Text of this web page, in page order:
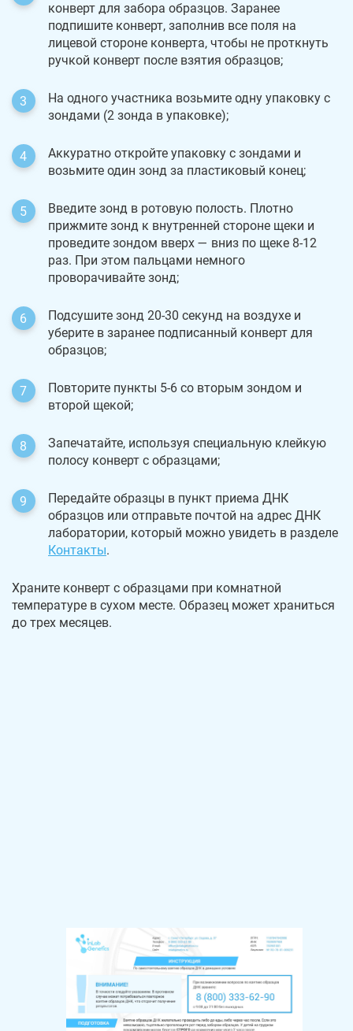
конверт для забора образцов. Заранее
подпишите конверт, заполнив все поля на
лицевой стороне конверта, чтобы не проткнуть
ручкой конверт после взятия образцов;
На одного участника возьмите одну упаковку с
зондами (2 зонда в упаковке);
Аккуратно откройте упаковку с зондами и
возьмите один зонд за пластиковый конец;
Введите зонд в ротовую полость. Плотно
прижмите зонд к внутренней стороне щеки и
проведите зондом вверх — вниз по щеке 8-12
раз. При этом пальцами немного
проворачивайте зонд;
Подсушите зонд 20-30 секунд на воздухе и
уберите в заранее подписанный конверт для
образцов;
Повторите пункты 5-6 со вторым зондом и
второй щекой;
Запечатайте, используя специальную клейкую
полосу конверт с образцами;
Передайте образцы в пункт приема ДНК
образцов или отправьте почтой на адрес ДНК
лаборатории, который можно увидеть в разделе
Контакты.
Храните конверт с образцами при комнатной
температуре в сухом месте. Образец может храниться
до трех месяцев.